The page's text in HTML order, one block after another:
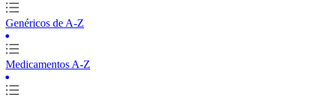
Genéricos de A-Z
Medicamentos A-Z